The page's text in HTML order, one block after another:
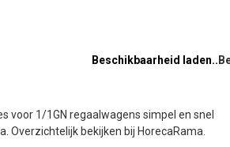
Beschikbaarheid laden..
voor 1/1GN regaalwagens simpel en snel
Overzichtelijk bekijken bij HorecaRama.